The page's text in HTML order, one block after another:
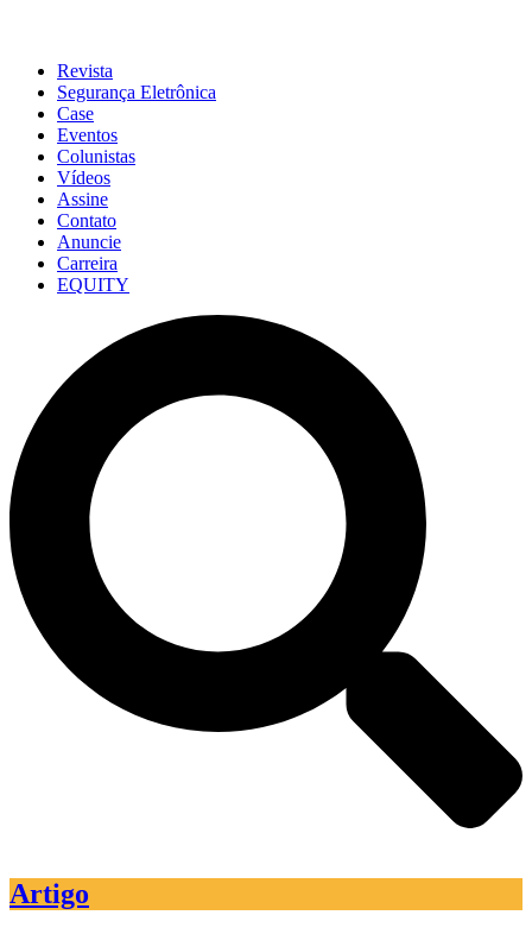
Revista
Segurança Eletrônica
Case
Eventos
Colunistas
Vídeos
Assine
Contato
Anuncie
Carreira
EQUITY
Artigo